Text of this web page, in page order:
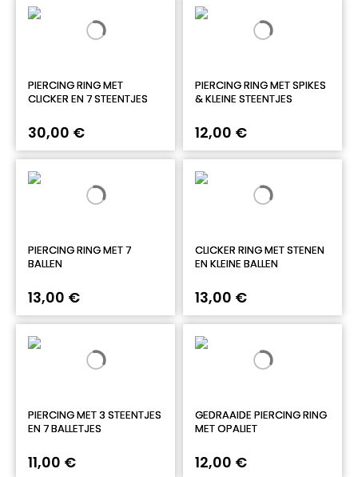
PIERCING RING MET
CLICKER EN 7 STEENTJES
30,00 €
PIERCING RING MET SPIKES
& KLEINE STEENTJES
12,00 €
PIERCING RING MET 7
BALLEN
13,00 €
CLICKER RING MET STENEN
EN KLEINE BALLEN
13,00 €
PIERCING MET 3 STEENTJES
EN 7 BALLETJES
11,00 €
GEDRAAIDE PIERCING RING
MET OPALIET
12,00 €